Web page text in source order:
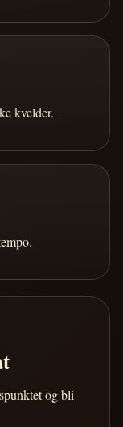
kvelder.
og bli